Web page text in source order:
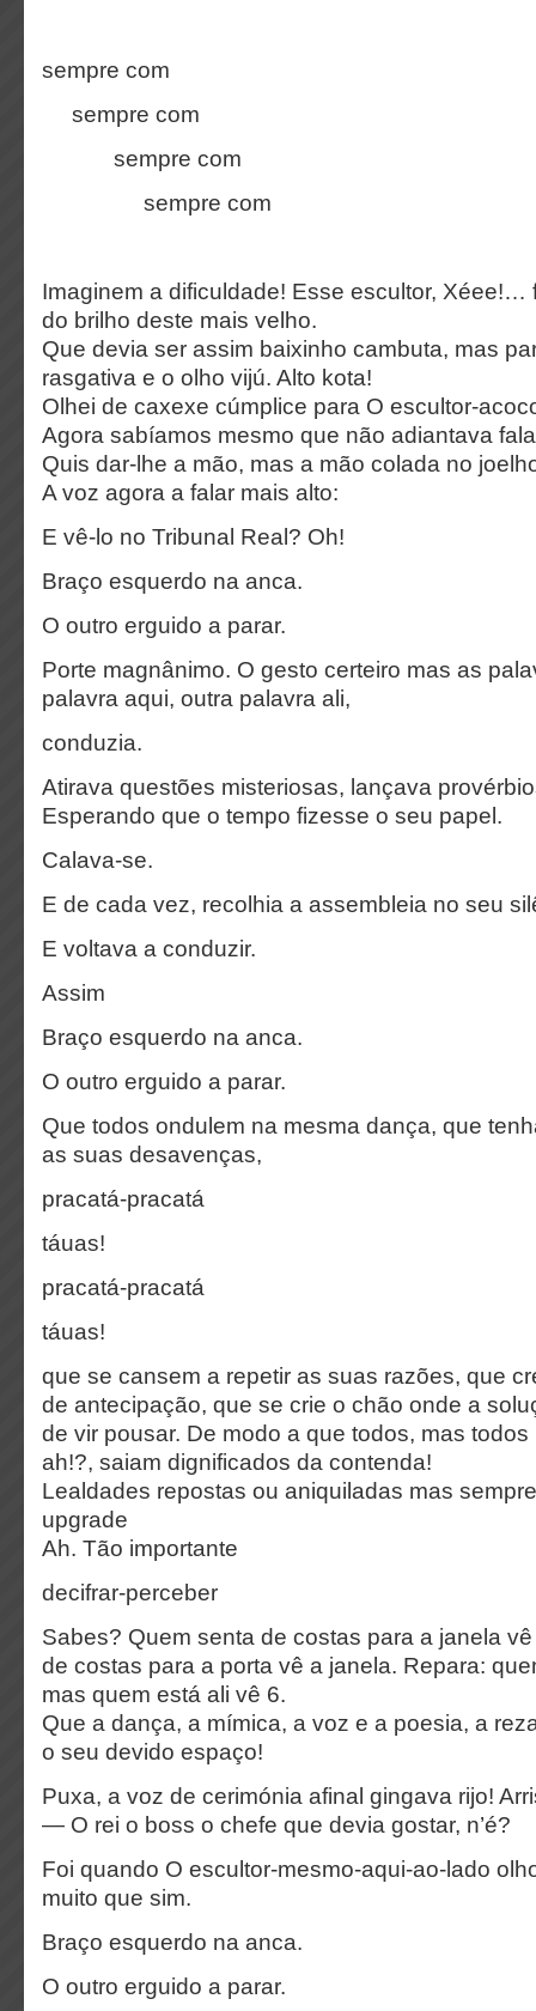
sempre com
sempre com
sempre com
sempre com
Imaginem a dificuldade! Esse escultor, Xéee!…
do brilho deste mais velho.
Que devia ser assim baixinho cambuta, mas
rasgativa e o olho vijú. Alto kota!
Olhei de caxexe cúmplice para O escultor-
Agora sabíamos mesmo que não adiantava
Quis dar-lhe a mão, mas a mão colada no
A voz agora a falar mais alto:
E vê-lo no Tribunal Real? Oh!
Braço esquerdo na anca.
O outro erguido a parar.
Porte magnânimo. O gesto certeiro mas as
palavra aqui, outra palavra ali,
conduzia.
Atirava questões misteriosas, lançava
Esperando que o tempo fizesse o seu papel.
Calava-se.
E de cada vez, recolhia a assembleia no seu
E voltava a conduzir.
Assim
Braço esquerdo na anca.
O outro erguido a parar.
Que todos ondulem na mesma dança, que
as suas desavenças,
pracatá-pracatá
táuas!
pracatá-pracatá
táuas!
que se cansem a repetir as suas razões, que
de antecipação, que se crie o chão onde a
de vir pousar. De modo a que todos, mas
ah!?, saiam dignificados da contenda!
Lealdades repostas ou aniquiladas mas
upgrade
Ah. Tão importante
decifrar-perceber
Sabes? Quem senta de costas para a janela
de costas para a porta vê a janela. Repara:
mas quem está ali vê 6.
Que a dança, a mímica, a voz e a poesia, a
o seu devido espaço!
Puxa, a voz de cerimónia afinal gingava rijo!
— O rei o boss o chefe que devia gostar, n’é?
Foi quando O escultor-mesmo-aqui-ao-lado
muito que sim.
Braço esquerdo na anca.
O outro erguido a parar.